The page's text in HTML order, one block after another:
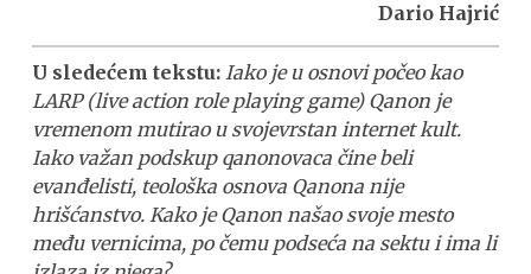
Dario Hajrić
U sledećem tekstu: Iako je u osnovi počeo kao
LARP (live action role playing game) Qanon je
vremenom mutirao u svojevrstan internet kult.
Iako važan podskup qanonovaca čine beli
evanđelisti, teološka osnova Qanona nije
hrišćanstvo. Kako je Qanon našao svoje mesto
među vernicima, po čemu podseća na sektu i ima li